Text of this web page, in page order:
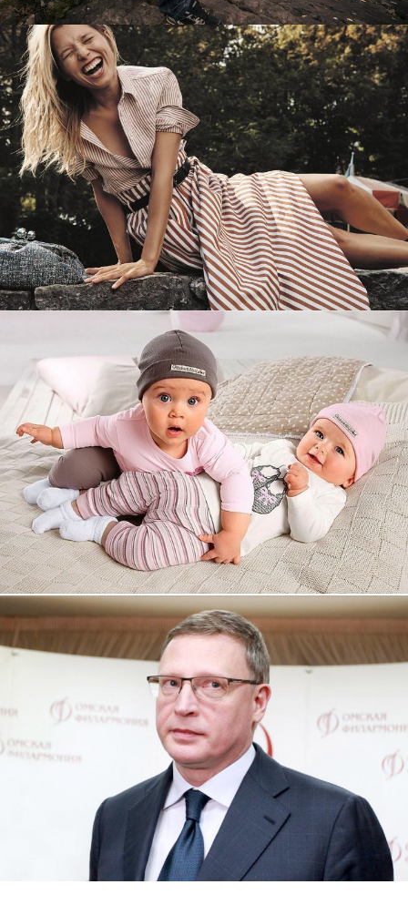
Имиджевый сайт для сети магазинов
Soho Project
Смотреть проект
Увеличили выручку интернет-
магазину topdatop.ru на 25%!
Смотреть проект
Сайт кандидата в губернаторы
Буркова Александра Леонидовича
Смотреть проект